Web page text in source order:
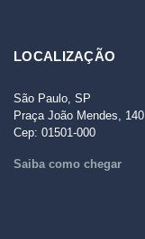
LOCALIZAÇÃO
São Paulo, SP
Praça João Mendes, 140
Cep: 01501-000
Saiba como chegar